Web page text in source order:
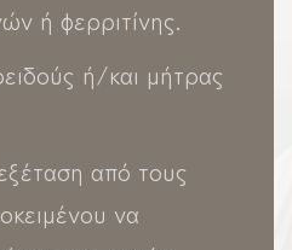
ή φερριτίνης.
ή/και μήτρας
από τους
να